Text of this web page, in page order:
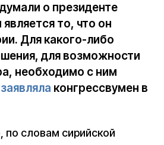
о президенте
то, что он
Для какого-либо
для возможности
необходимо с ним
заявляла конгрессвумен в
по словам сирийской